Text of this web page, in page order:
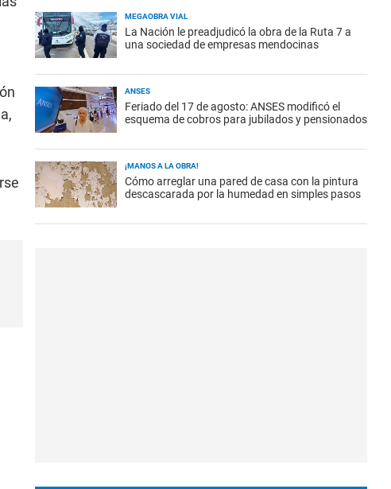
MEGAOBRA VIAL
La Nación le preadjudicó la obra de la Ruta 7 a
una sociedad de empresas mendocinas
ANSES
Feriado del 17 de agosto: ANSES modificó el
esquema de cobros para jubilados y pensionados
¡MANOS A LA OBRA!
Cómo arreglar una pared de casa con la pintura
descascarada por la humedad en simples pasos